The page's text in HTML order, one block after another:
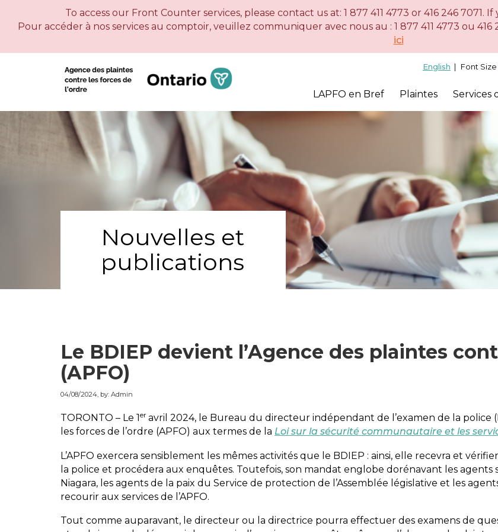
To access our Front Counter services, please contact us at: 1 877 411 4773 or 416 246
Pour accéder à nos services au comptoir, veuillez communiquer avec nous au : 1 877 411 4773 ou
ici
Skip
to
main
content
Skip
to
"About
this
site"
Version
HTML
simplifiée
English Font Size
LAPFO en Bref Plaintes Services
Nouvelles et
publications
Le BDIEP devient l’Agence des plaintes
(APFO)
04/08/2024, by: Admin
TORONTO – Le 1er avril 2024, le Bureau du directeur indépendant de l’examen de la police
les forces de l’ordre (APFO) aux termes de la Loi sur la sécurité communautaire et les
L’APFO exercera sensiblement les mêmes activités que le BDIEP : ainsi, elle recevra et
la police et procédera aux enquêtes. Toutefois, son mandat englobe dorénavant les agents
Niagara, les agents de la paix du Service de protection de l’Assemblée législative et les
recourir aux services de l’APFO.
Tout comme auparavant, le directeur ou la directrice pourra effectuer des examens de